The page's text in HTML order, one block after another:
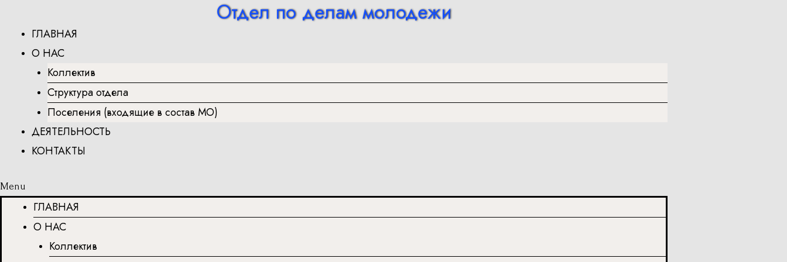
содержимому
Отдел по делам молодежи
ГЛАВНАЯ
О НАС
Коллектив
Структура отдела
Поселения (входящие в состав МО)
ДЕЯТЕЛЬНОСТЬ
КОНТАКТЫ
Menu
ГЛАВНАЯ
О НАС
Коллектив